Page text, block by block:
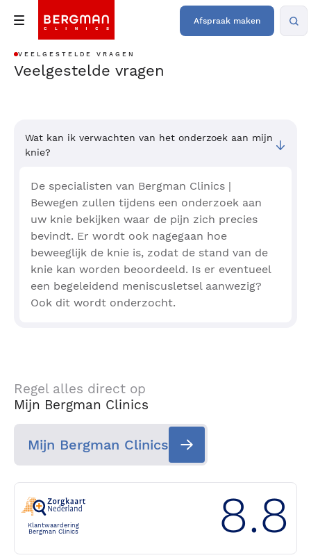
Afspraak maken
VEELGESTELDE VRAGEN
Veelgestelde vragen
Wat kan ik verwachten van het onderzoek aan mijn
knie?
De specialisten van Bergman Clinics |
Bewegen zullen tijdens een onderzoek aan
uw knie bekijken waar de pijn zich precies
bevindt. Er wordt ook nagegaan hoe
beweeglijk de knie is, zodat de stand van de
knie kan worden beoordeeld. Is er eventueel
een begeleidend meniscusletsel aanwezig?
Ook dit wordt onderzocht.
Regel alles direct op
Mijn Bergman Clinics
Mijn Bergman Clinics
Klantwaardering
Bergman Clinics
8.8